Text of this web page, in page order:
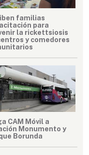
familias
para
la rickettsiosis
y comedores
CAM Móvil a
Monumento y
Borunda